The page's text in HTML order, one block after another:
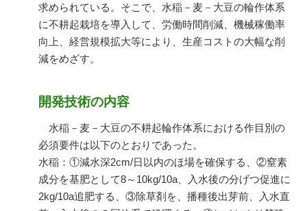
求められている。そこで、水稲－麦－大豆の輪作体系
に不耕起栽培を導入して、労働時間削減、機械稼働率
向上、経営規模拡大等により、生産コストの大幅な削
減をめざす。
開発技術の内容
水稲－麦－大豆の不耕起輪作体系における作目別の
必須要件は以下のとおりであった。
水稲：①減水深2cm/日以内のほ場を確保する、②窒素
成分を基肥として8～10kg/10a、入水後の分げつ促進に
2kg/10a追肥する、③除草剤を、播種後出芽前、入水直